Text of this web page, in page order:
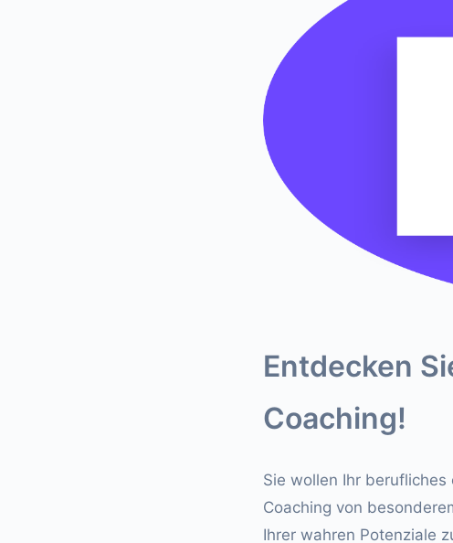
Entdecken
Coaching!
Sie wollen Ihr
Coaching von
Ihrer wahren Potenziale